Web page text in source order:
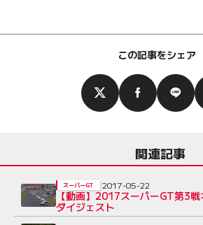
この記事をシェア
関連記事
【動画】2017スーパーGT第3戦
ダイジェスト
スーパーGT 2017-05-22